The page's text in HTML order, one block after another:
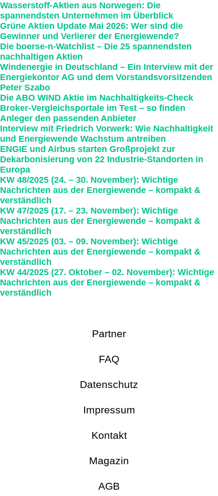
Wasserstoff-Aktien aus Norwegen: Die
spannendsten Unternehmen im Überblick
Grüne Aktien Update Mai 2026: Wer sind die
Gewinner und Verlierer der Energiewende?
Die boerse-n-Watchlist – Die 25 spannendsten
nachhaltigen Aktien
Windenergie in Deutschland – Ein Interview mit der
Energiekontor AG und dem Vorstandsvorsitzenden
Peter Szabo
Die ABO WIND Aktie im Nachhaltigkeits-Check
Broker-Vergleichsportale im Test – so finden
Anleger den passenden Anbieter
Interview mit Friedrich Vorwerk: Wie Nachhaltigkeit
und Energiewende Wachstum antreiben
ENGIE und Airbus starten Großprojekt zur
Dekarbonisierung von 22 Industrie-Standorten in
Europa
KW 48/2025 (24. – 30. November): Wichtige
Nachrichten aus der Energie­wende – kompakt &
verständlich
KW 47/2025 (17. – 23. November): Wichtige
Nachrichten aus der Energie­wende – kompakt &
verständlich
KW 45/2025 (03. – 09. November): Wichtige
Nachrichten aus der Energie­wende – kompakt &
verständlich
KW 44/2025 (27. Oktober – 02. November): Wichtige
Nachrichten aus der Energie­wende – kompakt &
verständlich
Partner
FAQ
Datenschutz
Impressum
Kontakt
Magazin
AGB